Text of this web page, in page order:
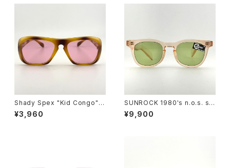
Shady Spex "Kid Congo" s
unglasses, Tiger w/Pink le
ns
¥3,960
SUNROCK 1980's n.o.s. su
nglasses- Crystal Pink fra
me x green lens
¥9,900